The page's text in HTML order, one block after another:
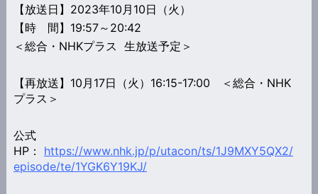
【放送日】2023年10月10日（火）
【時 間】19:57～20:42
＜総合・NHKプラス 生放送予定＞
【再放送】10月17日（火）16:15-17:00 ＜総合・NHK
プラス＞
公式
HP： https://www.nhk.jp/p/utacon/ts/1J9MXY5QX2/
episode/te/1YGK6Y19KJ/